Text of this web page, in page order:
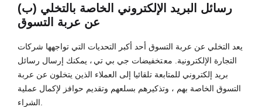
(ب) رسائل البريد الإلكتروني الخاصة بالتخلي
عن عربة التسوق
يعد التخلي عن عربة التسوق أحد أكبر التحديات التي تواجهها شركات
التجارة الإلكترونية. معتخفيضات جي بي تي ، يمكنك إرسال رسائل
بريد إلكتروني للمتابعة تلقائيا إلى العملاء الذين يتخلون عن عربة
التسوق الخاصة بهم ، وتذكيرهم بسلعهم وتقديم حوافز لإكمال عملية